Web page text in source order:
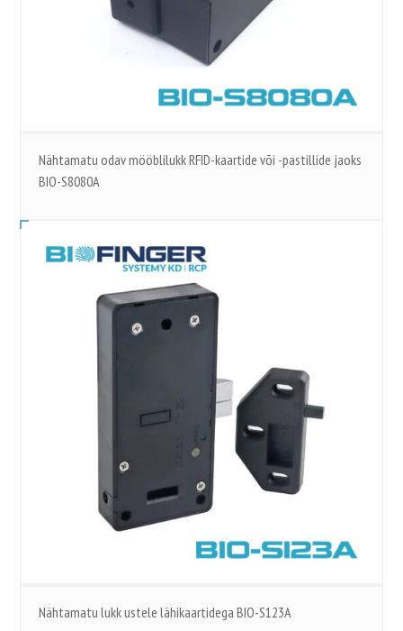
Nähtamatu odav mööblilukk RFID-kaartide või -pastillide jaoks
BIO-S8080A
Nähtamatu lukk ustele lähikaartidega BIO-S123A